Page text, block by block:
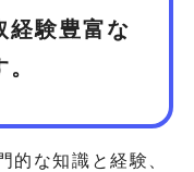
経験豊富な
的な知識と経験、